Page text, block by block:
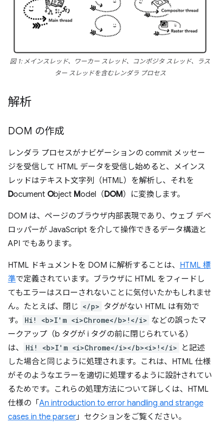
図 1: メインスレッド、ワーカー スレッド、コンポジタ スレッド、ラス
ター スレッドを含むレンダラ プロセス
解析
DOM の作成
レンダラ プロセスがナビゲーションの commit メッセー
ジを受信して HTML データを受信し始めると、メインス
レッドはテキスト文字列（HTML）を解析し、それを
Document Object Model（DOM）に変換します。
DOM は、ページのブラウザ内部表現であり、ウェブ デベ
ロッパーが JavaScript を介して操作できるデータ構造と
API でもあります。
HTML ドキュメントを DOM に解析することは、 HTML 標
準で定義されています。ブラウザに HTML をフィードし
てもエラーはスローされないことに気付いたかもしれませ
ん。たとえば、閉じ </p> タグがない HTML は有効で
す。
Hi! <b>I'm <i>Chrome</b>!</i> などの誤ったマ
ークアップ（b タグが i タグの前に閉じられている）
は、
Hi! <b>I'm <i>Chrome</i></b><i>!</i>
と記述
した場合と同じように処理されます。これは、HTML 仕様
がそのようなエラーを適切に処理するように設計されてい
るためです。これらの処理方法について詳しくは、HTML
仕様の「An introduction to error handling and strange
cases in the parser」セクションをご覧ください。